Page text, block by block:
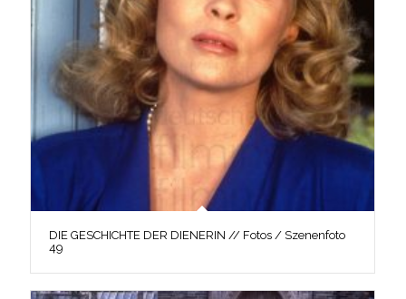
DIE GESCHICHTE DER DIENERIN // Fotos / Szenenfoto
49